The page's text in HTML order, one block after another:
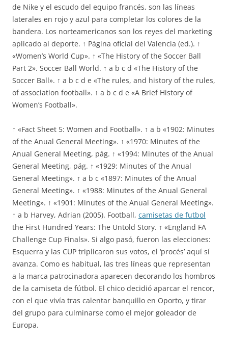
de Nike y el escudo del equipo francés, son las líneas
laterales en rojo y azul para completar los colores de la
bandera. Los norteamericanos son los reyes del marketing
aplicado al deporte. ↑ Página oficial del Valencia (ed.). ↑
«Women’s World Cup». ↑ «The History of the Soccer Ball
Part 2». Soccer Ball World. ↑ a b c d «The History of the
Soccer Ball». ↑ a b c d e «The rules, and history of the rules,
of association football». ↑ a b c d e «A Brief History of
Women’s Football».
↑ «Fact Sheet 5: Women and Football». ↑ a b «1902: Minutes
of the Anual General Meeting». ↑ «1970: Minutes of the
Anual General Meeting, pág. ↑ «1994: Minutes of the Anual
General Meeting, pág. ↑ «1929: Minutes of the Anual
General Meeting». ↑ a b c «1897: Minutes of the Anual
General Meeting». ↑ «1988: Minutes of the Anual General
Meeting». ↑ «1901: Minutes of the Anual General Meeting».
↑ a b Harvey, Adrian (2005). Football, camisetas de futbol
the First Hundred Years: The Untold Story. ↑ «England FA
Challenge Cup Finals». Si algo pasó, fueron las elecciones:
Esquerra y las CUP triplicaron sus votos, el ‘procés’ aquí sí
avanza. Como es habitual, las tres líneas que representan
a la marca patrocinadora aparecen decorando los hombros
de la camiseta de fútbol. El chico decidió aparcar el rencor,
con el que vivía tras calentar banquillo en Oporto, y tirar
del grupo para culminarse como el mejor goleador de
Europa.